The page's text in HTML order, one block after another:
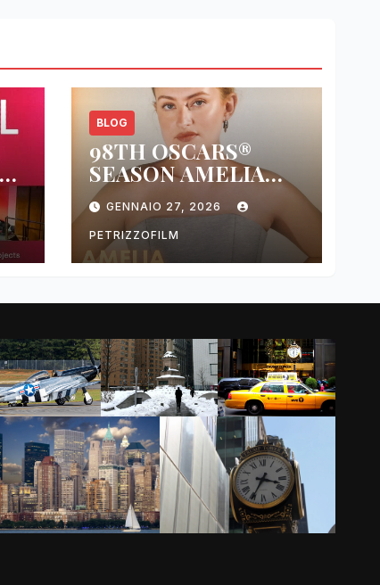
BLOG
98TH OSCARS®
SEASON AMELIA
DIMOLDENBERG
RETURNS FOR
THIRD YEAR
GENNAIO 27, 2026
PETRIZZOFILM